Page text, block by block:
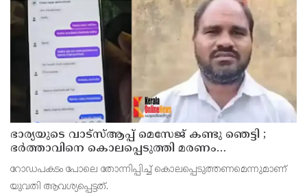
ഭാര്യയുടെ വാട്സ്ആപ്പ് മെസേജ് കണ്ടു ഞെട്ടി ;
ഭര്‍ത്താവിനെ കൊലപ്പെടുത്തി മരണം
റോഡപകടമാക്കി മാറ്റാന്‍ കാമുകനുമായി
പദ്ധതിയിട്ട യുവതിയും സുഹൃത്തും ഒളിവില്‍
റോഡപകടം പോലെ തോന്നിപ്പിച്ച് കൊലപ്പെടുത്തണമെന്നുമാണ്
യുവതി ആവശ്യപ്പെട്ടത്.